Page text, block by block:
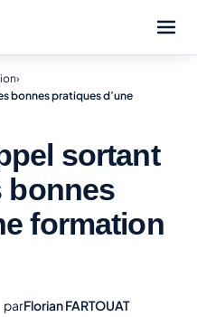
›
bonnes pratiques d’une
sortant
bonnes
formation
parFlorian FARTOUAT